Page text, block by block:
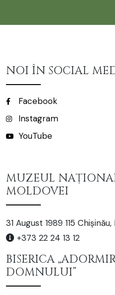
NOI ÎN SOCIAL
Facebook
Instagram
YouTube
MUZEUL
MOLDOVEI
31 August 1989 115
+373 22 24 13 12
BISERICA
DOMNULUI”